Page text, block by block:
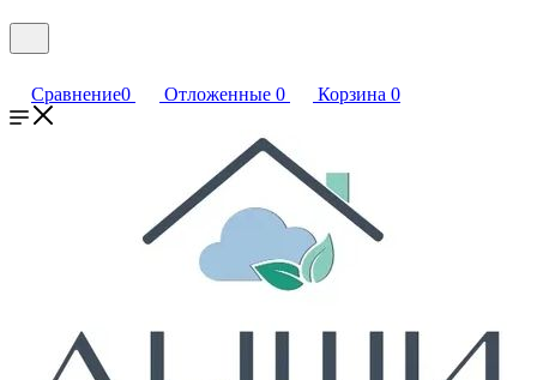
Сравнение0 Отложенные 0 Корзина 0